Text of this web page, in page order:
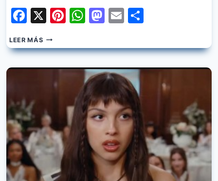
Facebook
X Pinterest
WhatsApp
Mastodon
Email
LEER MÁSOLIVIA
RODRIGO
–